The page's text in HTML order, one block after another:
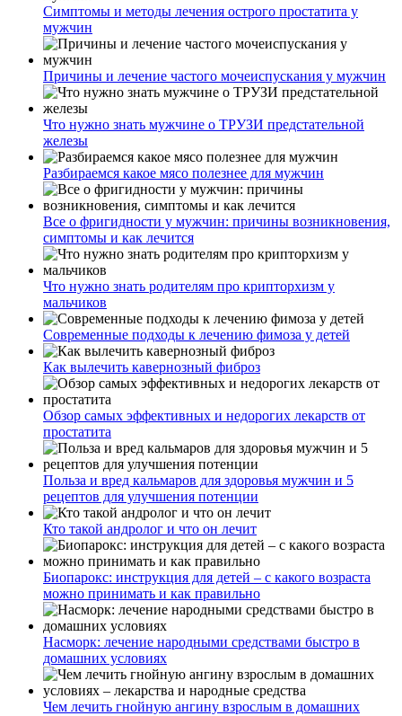
Симптомы и методы лечения острого простатита у
мужчин
Причины и лечение частого мочеиспускания у мужчин
Что нужно знать мужчине о ТРУЗИ предстательной
железы
Разбираемся какое мясо полезнее для мужчин
Все о фригидности у мужчин: причины возникновения,
симптомы и как лечится
Что нужно знать родителям про крипторхизм у
мальчиков
Современные подходы к лечению фимоза у детей
Как вылечить кавернозный фиброз
Обзор самых эффективных и недорогих лекарств от
простатита
Польза и вред кальмаров для здоровья мужчин и 5
рецептов для улучшения потенции
Кто такой андролог и что он лечит
Биопарокс: инструкция для детей – с какого возраста
можно принимать и как правильно
Насморк: лечение народными средствами быстро в
домашних условиях
Чем лечить гнойную ангину взрослым в домашних